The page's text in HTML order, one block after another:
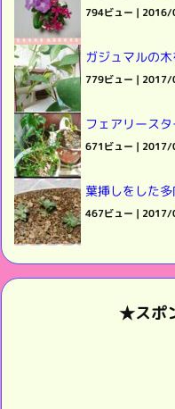
794ビュー | 2016/
ガジュマルの木
779ビュー | 2017/
フェアリース
671ビュー | 2017/
葉挿しをした多
467ビュー | 2017/
★スポ